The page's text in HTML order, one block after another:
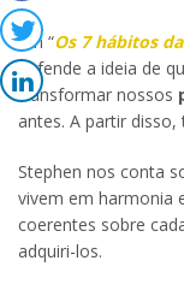
Em “Os 7 hábitos
defende a ideia de
transformar nossos
antes. A partir
Stephen nos conta
vivem em harmonia
coerentes sobre
adquiri-los.